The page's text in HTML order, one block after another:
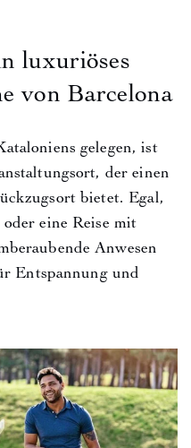
luxuriöses
von Barcelona
gelegen, ist
der einen
bietet. Egal,
eine Reise mit
Anwesen
Entspannung und